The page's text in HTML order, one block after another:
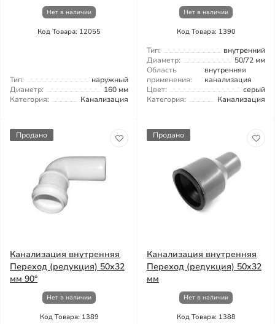
Нет в наличии
Код Товара: 12055
Тип:
наружный
Диаметр:
160 мм
Категория:
Канализация
Нет в наличии
Код Товара: 1390
Тип:
внутренний
Диаметр:
50/72 мм
Область
применения:
внутренняя
канализация
Цвет:
серый
Категория:
Канализация
Продано
Канализация внутренняя
Переход (редукция) 50x32
мм 90°
Нет в наличии
Код Товара: 1389
Продано
Канализация внутренняя
Переход (редукция) 50x32
мм
Нет в наличии
Код Товара: 1388